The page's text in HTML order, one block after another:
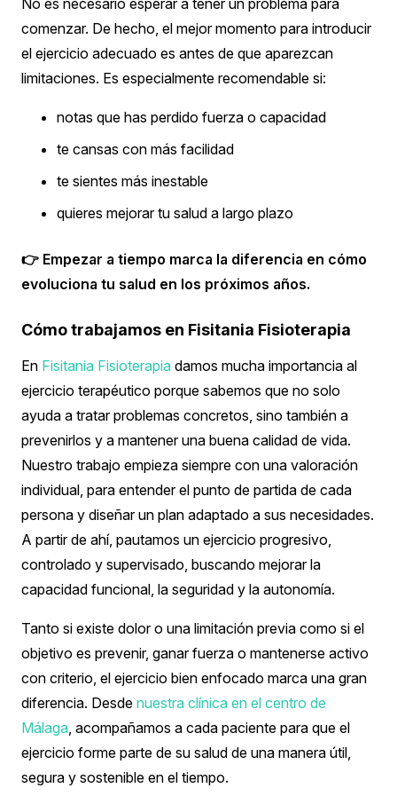
comenzar. De hecho, el mejor momento para introducir
el ejercicio adecuado es antes de que aparezcan
limitaciones. Es especialmente recomendable si:
notas que has perdido fuerza o capacidad
te cansas con más facilidad
te sientes más inestable
quieres mejorar tu salud a largo plazo
👉 Empezar a tiempo marca la diferencia en cómo
evoluciona tu salud en los próximos años.
Cómo trabajamos en Fisitania Fisioterapia
En Fisitania Fisioterapia damos mucha importancia al
ejercicio terapéutico porque sabemos que no solo
ayuda a tratar problemas concretos, sino también a
prevenirlos y a mantener una buena calidad de vida.
Nuestro trabajo empieza siempre con una valoración
individual, para entender el punto de partida de cada
persona y diseñar un plan adaptado a sus necesidades.
A partir de ahí, pautamos un ejercicio progresivo,
controlado y supervisado, buscando mejorar la
capacidad funcional, la seguridad y la autonomía.
Tanto si existe dolor o una limitación previa como si el
objetivo es prevenir, ganar fuerza o mantenerse activo
con criterio, el ejercicio bien enfocado marca una gran
diferencia. Desde nuestra clínica en el centro de
Málaga , acompañamos a cada paciente para que el
ejercicio forme parte de su salud de una manera útil,
segura y sostenible en el tiempo.